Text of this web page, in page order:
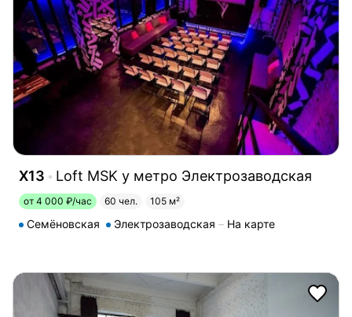
X13 Loft MSK у метро Электрозаводская
от 4 000 ₽/час 60 чел. 105 м²
Семёновская Электрозаводская На карте